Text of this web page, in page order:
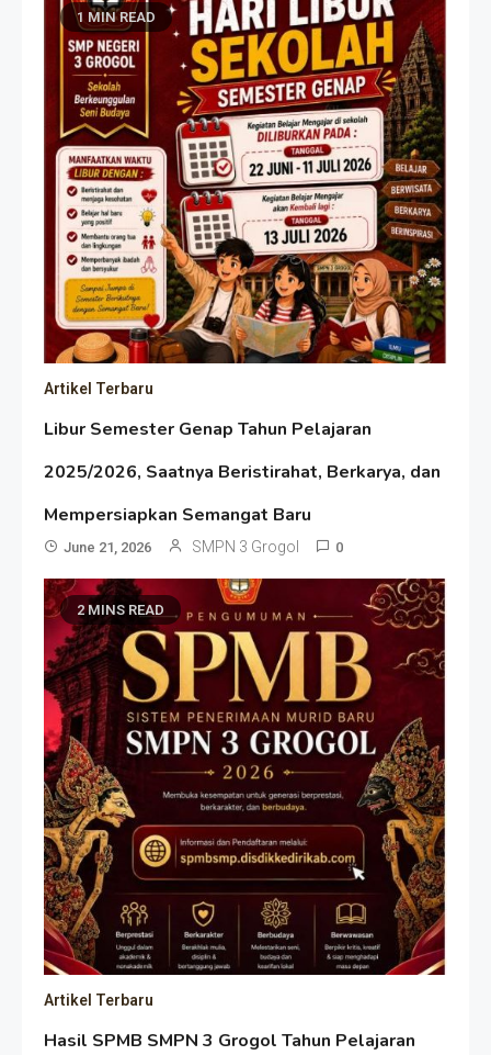
1 MIN READ
Artikel Terbaru
Libur Semester Genap Tahun Pelajaran
2025/2026, Saatnya Beristirahat, Berkarya, dan
Mempersiapkan Semangat Baru
June 21, 2026 SMPN 3 Grogol 0
2 MINS READ
Artikel Terbaru
Hasil SPMB SMPN 3 Grogol Tahun Pelajaran